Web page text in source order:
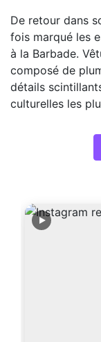
De retour dans
fois marqué les
à la Barbade.
composé de
détails
culturelles les